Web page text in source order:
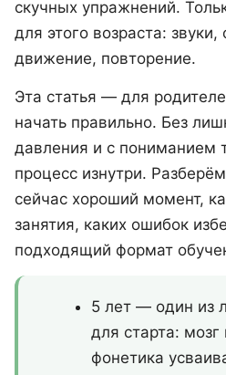
скучных упражнений.
для этого возраста: звуки,
движение, повторение.
Эта статья — для
начать правильно. Без
давления и с пониманием
процесс изнутри.
сейчас хороший момент,
занятия, каких ошибок
подходящий формат
5 лет — один из
для старта: мозг
фонетика